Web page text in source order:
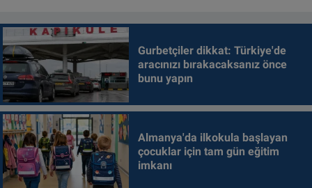
Gurbetçiler dikkat: Türkiye'de
aracınızı bırakacaksanız önce
bunu yapın
Almanya'da ilkokula başlayan
çocuklar için tam gün eğitim
imkanı